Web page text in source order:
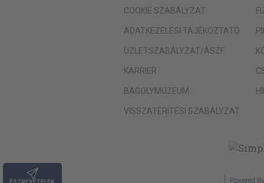
COOKIE SZABÁLYZAT
ADATKEZELÉSI TÁJÉKOZTATÓ
ÜZLETSZABÁLYZAT/ÁSZF
KARRIER
BAGOLYMÚZEUM
VISSZATÉRÍTÉSI SZABÁLYZAT
Powered